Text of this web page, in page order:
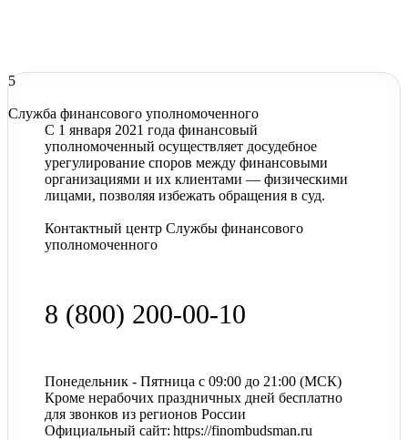
5
Служба финансового уполномоченного
С 1 января 2021 года финансовый
уполномоченный осуществляет досудебное
урегулирование споров между финансовыми
организациями и их клиентами — физическими
лицами, позволяя избежать обращения в суд.
Контактный центр Службы финансового
уполномоченного
8 (800) 200-00-10
Понедельник - Пятница с 09:00 до 21:00 (МСК)
Кроме нерабочих праздничных дней бесплатно
для звонков из регионов России
Официальный сайт: https://finombudsman.ru